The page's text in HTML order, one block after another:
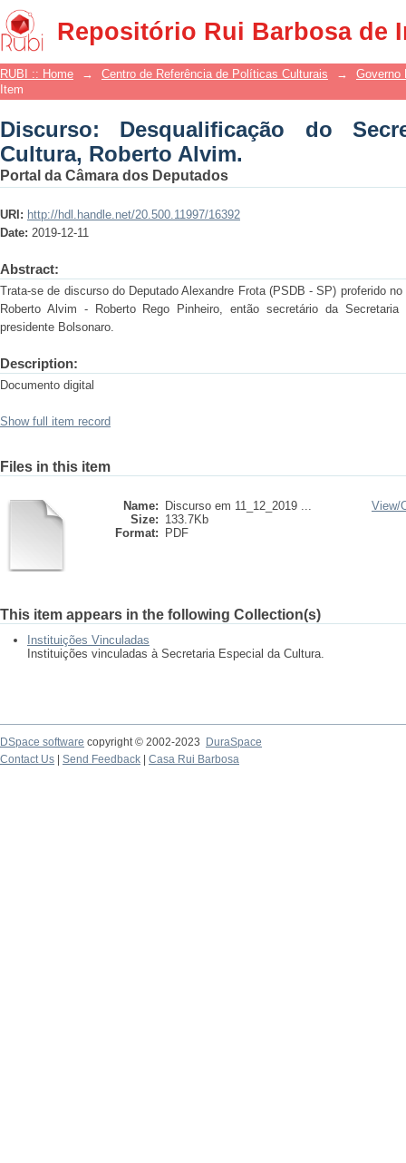
Repositório Rui Barbosa de
Discurso: Desqualificação do
RUBI :: Home → Centro de Referência de Políticas Culturais →
Governo
Item
Discurso: Desqualificação do
Cultura, Roberto Alvim.
Portal da Câmara dos Deputados
URI: http://hdl.handle.net/20.500.11997/16392
Date: 2019-12-11
Abstract:
Trata-se de discurso do Deputado Alexandre Frota (PSDB - SP) proferido
Roberto Alvim - Roberto Rego Pinheiro, então secretário da
presidente Bolsonaro.
Description:
Documento digital
Show full item record
Files in this item
Name:
Discurso em 11_12_2019 ...
Size: 133.7Kb
Format:
PDF
View/
This item appears in the following Collection(s)
Instituições Vinculadas
Instituições vinculadas à Secretaria Especial da Cultura.
DSpace software copyright © 2002-2023
DuraSpace
Contact Us
Send Feedback Casa Rui Barbosa